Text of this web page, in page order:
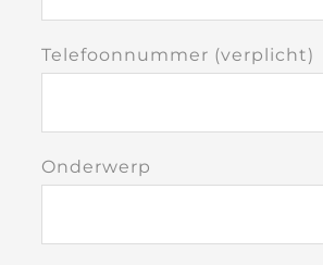
Telefoonnummer (verplicht)
Onderwerp